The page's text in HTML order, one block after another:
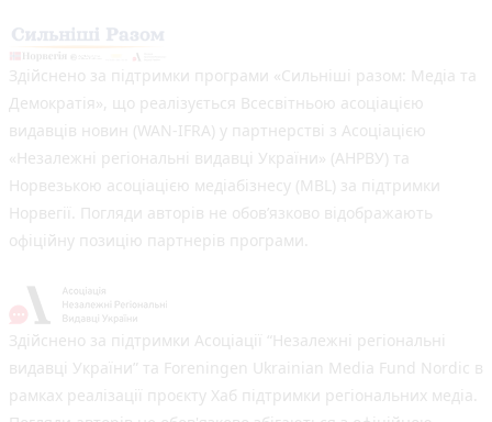
Здійснено за підтримки програми «Сильніші разом: Медіа та
Демократія», що реалізується Всесвітньою асоціацією
видавців новин (WAN-IFRA) у партнерстві з Асоціацією
«Незалежні регіональні видавці України» (АНРВУ) та
Норвезькою асоціацією медіабізнесу (MBL) за підтримки
Норвегії. Погляди авторів не обов’язково відображають
офіційну позицію партнерів програми.
Здійснено за підтримки Асоціації “Незалежні регіональні
видавці України” та Foreningen Ukrainian Media Fund Nordic в
рамках реалізації проєкту Хаб підтримки регіональних медіа.